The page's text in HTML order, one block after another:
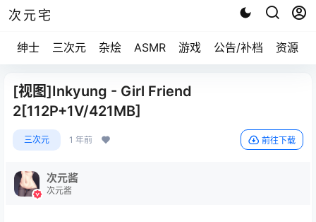
次元宅
绅士 三次元 杂烩 ASMR 游戏 公告/补档 资源求
[视图]Inkyung - Girl Friend
2[112P+1V/421MB]
三次元 1 年前 前往下载
次元酱
次元酱